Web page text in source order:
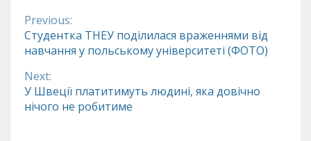
Continue
Reading
Previous:
Студентка ТНЕУ поділилася враженнями від
навчання у польському університеті (ФОТО)
Next:
У Швеції платитимуть людині, яка довічно
нічого не робитиме